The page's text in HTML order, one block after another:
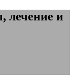
лечение и